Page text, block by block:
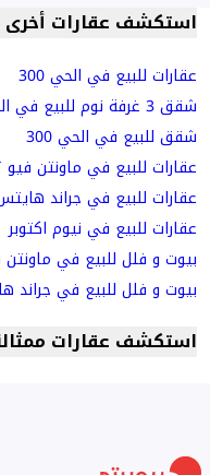
استكشف عقارات أخرى
عقارات للبيع في الحي 300
شقق 3 غرفة نوم للبيع في الحي 300
شقق للبيع في الحي 300
عقارات للبيع في ماونتن
عقارات للبيع في جراند
عقارات للبيع في نيوم اكتوبر
بيوت و فلل للبيع في
بيوت و فلل للبيع في جراند
استكشف عقارات